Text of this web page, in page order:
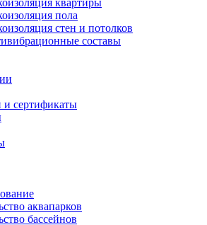
квартиры
пола
стен и потолков
составы
и сертификаты
аквапарков
бассейнов